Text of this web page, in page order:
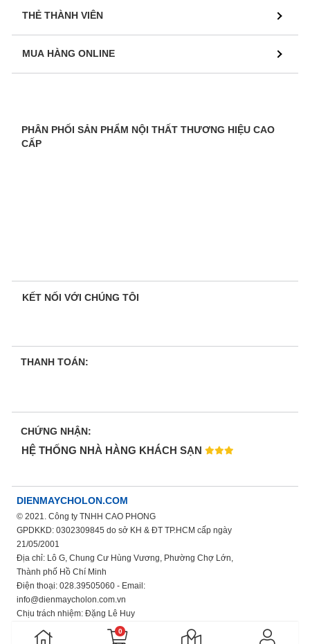
THẺ THÀNH VIÊN
MUA HÀNG ONLINE
PHÂN PHỐI SẢN PHẨM NỘI THẤT THƯƠNG HIỆU CAO
CẤP
HỆ THỐNG NHÀ HÀNG KHÁCH SẠN
KẾT NỐI VỚI CHÚNG TÔI
THANH TOÁN:
CHỨNG NHẬN:
DIENMAYCHOLON.COM
© 2021. Công ty TNHH CAO PHONG
GPDKKD: 0302309845 do sở KH & ĐT TP.HCM cấp ngày
21/05/2001
Địa chỉ: Lô G, Chung Cư Hùng Vương, Phường Chợ Lớn,
Thành phố Hồ Chí Minh
Điện thoại: 028.39505060 - Email:
info@dienmaycholon.com.vn
Chịu trách nhiệm: Đặng Lê Huy
Xem thêm chính sách bảo mật thông tin
0